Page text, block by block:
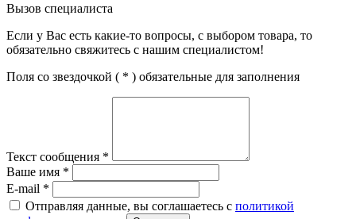
Вызов специалиста
Если у Вас есть какие-то вопросы, с выбором товара, то
обязательно свяжитесь с нашим специалистом!
Поля со звездочкой ( * ) обязательные для заполнения
Текст сообщения *
Ваше имя *
E-mail *
Отправляя данные, вы соглашаетесь с политикой